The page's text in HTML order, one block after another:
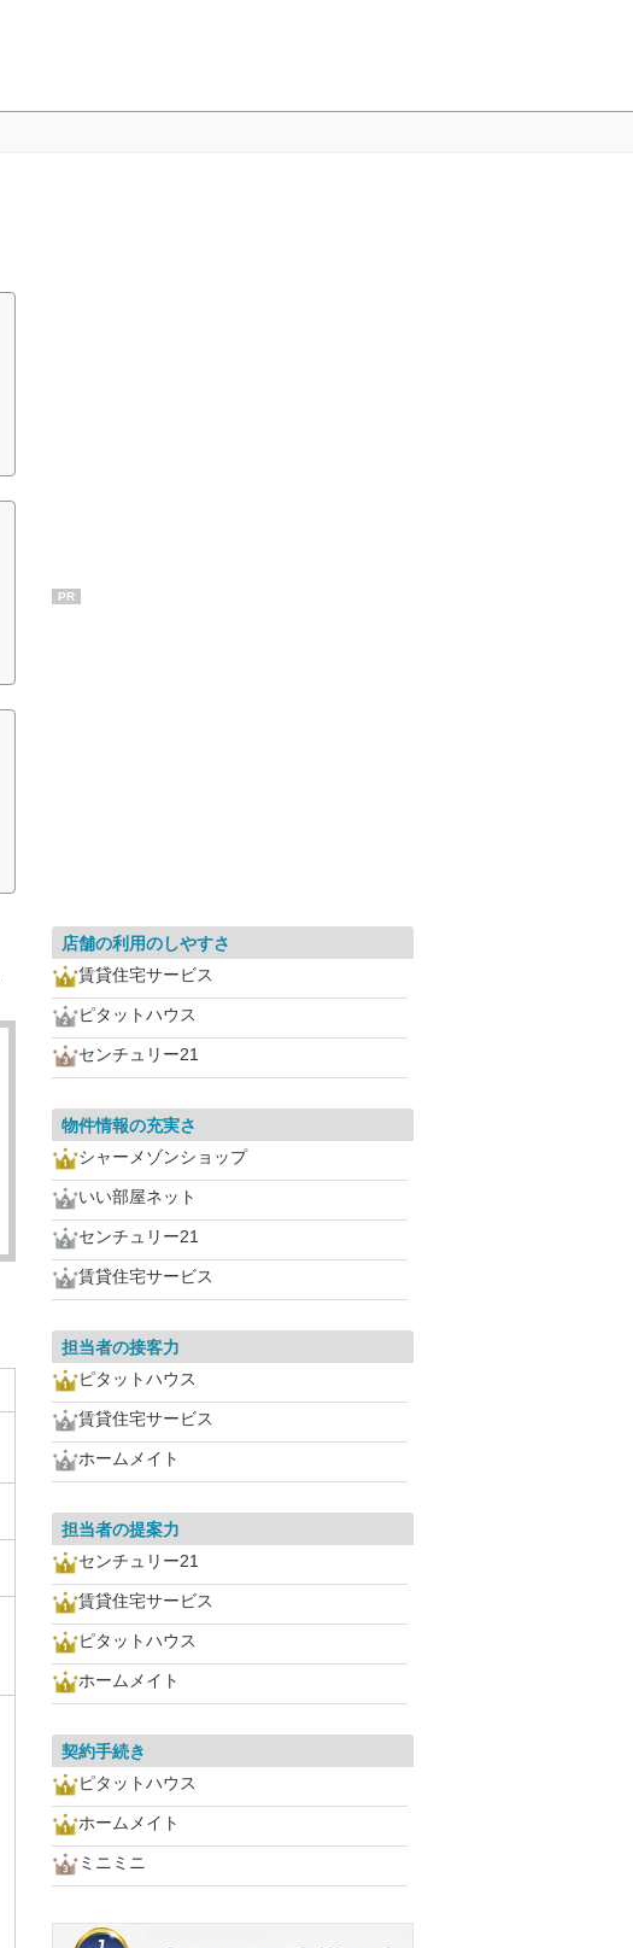
PR
店舗の利用のしやすさ
賃貸住宅サービス
ピタットハウス
センチュリー21
物件情報の充実さ
シャーメゾンショップ
いい部屋ネット
センチュリー21
賃貸住宅サービス
担当者の接客力
ピタットハウス
賃貸住宅サービス
ホームメイト
担当者の提案力
センチュリー21
賃貸住宅サービス
ピタットハウス
ホームメイト
契約手続き
ピタットハウス
ホームメイト
ミニミニ